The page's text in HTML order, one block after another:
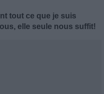
tout ce que je suis
elle seule nous suffit!